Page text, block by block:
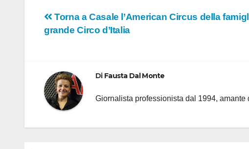
Navigazione
articoli
Torna a Casale l’American Circus della
grande Circo d’Italia
Di Fausta Dal Monte
Giornalista professionista dal 1994,